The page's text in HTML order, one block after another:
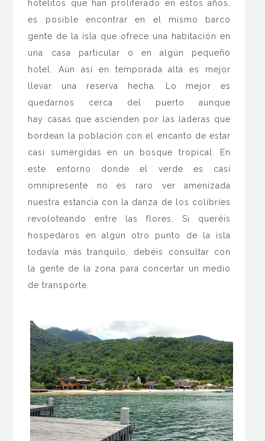
hotelitos que han proliferado en estos años,
es posible encontrar en el mismo barco
gente de la isla que ofrece una habitación en
una casa particular o en algún pequeño
hotel. Aún así en temporada alta es mejor
llevar una reserva hecha. Lo mejor es
quedarnos cerca del puerto aunque
hay casas que ascienden por las laderas que
bordean la población con el encanto de estar
casi sumergidas en un bosque tropical. En
este entorno donde el verde es casi
omnipresente no es raro ver amenizada
nuestra estancia con la danza de los colibríes
revoloteando entre las flores. Si queréis
hospedaros en algún otro punto de la isla
todavía más tranquilo, debéis consultar con
la gente de la zona para concertar un medio
de transporte.